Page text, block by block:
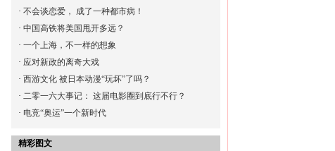
· 不会谈恋爱， 成了一种都市病！
· 中国高铁将美国甩开多远？
· 一个上海，不一样的想象
· 应对新政的离奇大戏
· 西游文化 被日本动漫“玩坏”了吗？
· 二零一六大事记： 这届电影圈到底行不行？
· 电竞“奥运”一个新时代
精彩图文